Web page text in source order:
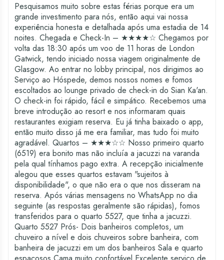
Pesquisamos muito sobre estas férias porque era um
grande investimento para nós, então aqui vai nossa
experiência honesta e detalhada após uma estadia de 14
noites. Chegada e Check-In – ★★★★☆ Chegamos por
volta das 18:30 após um voo de 11 horas de London
Gatwick, tendo iniciado nossa viagem originalmente de
Glasgow. Ao entrar no lobby principal, nos dirigimos ao
Serviço ao Hóspede, demos nossos nomes e fomos
escoltados ao lounge privado de check-in do Sian Ka'an.
O check-in foi rápido, fácil e simpático. Recebemos uma
breve introdução ao resort e nos informaram quais
restaurantes exigiam reserva. Eu já tinha baixado o app,
então muito disso já me era familiar, mas tudo foi muito
agradável. Quartos – ★★★☆☆ Nosso primeiro quarto
(6519) era bonito mas não incluía a jacuzzi na varanda
pela qual tínhamos pago extra. A recepção inicialmente
alegou que esses quartos estavam "sujeitos à
disponibilidade", o que não era o que nos disseram na
reserva. Após várias mensagens no WhatsApp no dia
seguinte (as respostas geralmente são rápidas), fomos
transferidos para o quarto 5527, que tinha a jacuzzi.
Quarto 5527 Prós- Dois banheiros completos, um
chuveiro a nível e dois chuveiros sobre banheira, com
banheira de jacuzzi em um dos banheiros Sala e quarto